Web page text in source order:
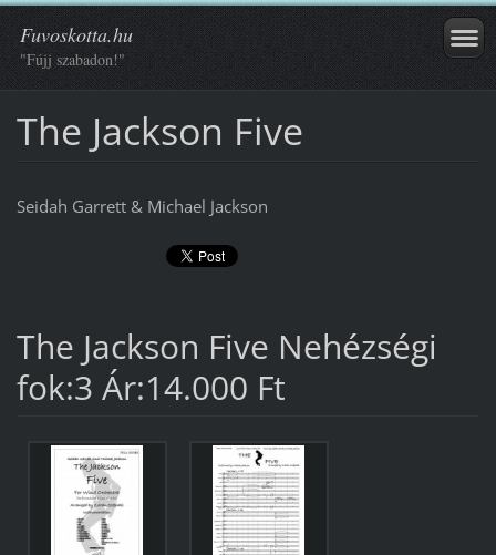
Fuvoskotta.hu
"Fújj szabadon!"
The Jackson Five
Seidah Garrett & Michael Jackson
The Jackson Five Nehézségi
fok:3 Ár:14.000 Ft